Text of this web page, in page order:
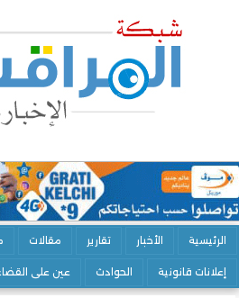
الرئيسية الأخبار تقارير مقالات
إعلانات قانونية الحوادث عين على